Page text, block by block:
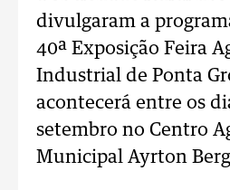
divulgaram a
40ª Exposição Feira
Industrial de Ponta
acontecerá entre os
setembro no Centro
Municipal Ayrton